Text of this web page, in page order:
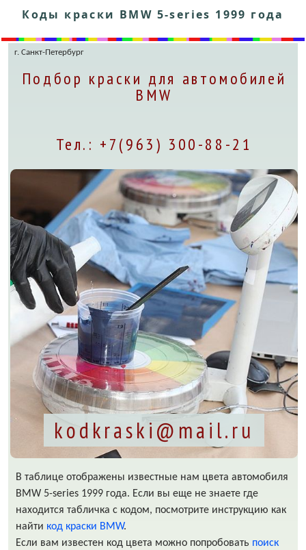
Коды краски BMW 5-series 1999 года
г. Санкт-Петербург
Подбор краски для автомобилей
BMW
Тел.: +7(963) 300-88-21
kodkraski@mail.ru
В таблице отображены известные нам цвета автомобиля
BMW 5-series 1999 года. Если вы еще не знаете где
находится табличка с кодом, посмотрите инструкцию как
найти код краски BMW.
Если вам известен код цвета можно попробовать поиск